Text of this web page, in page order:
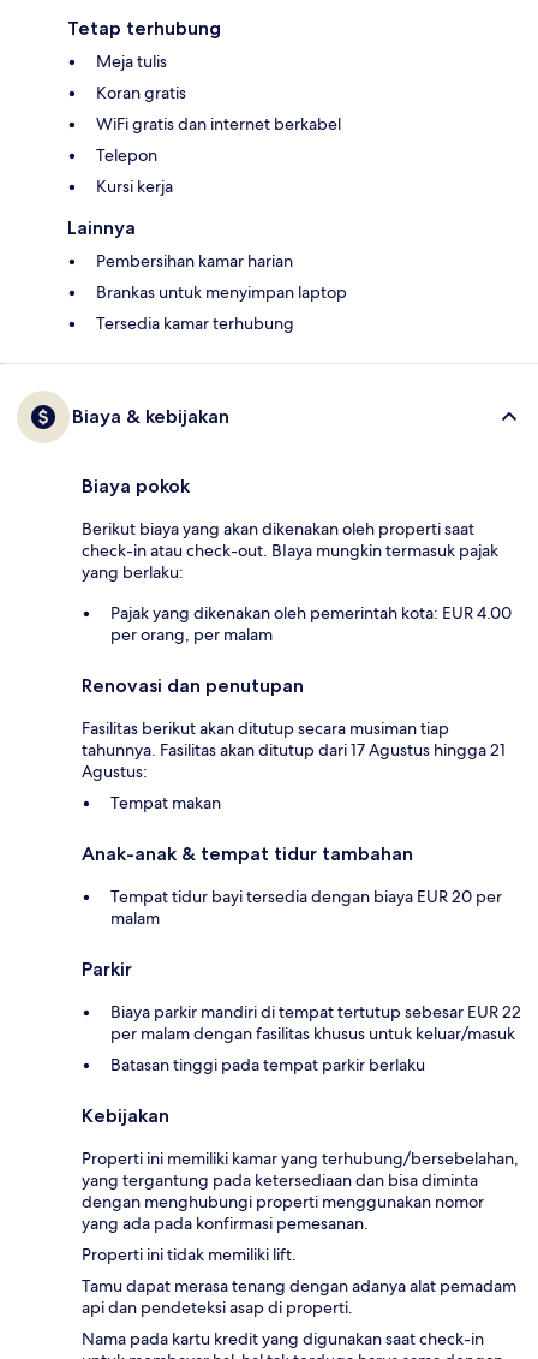
Tetap terhubung
Meja tulis
Koran gratis
WiFi gratis dan internet berkabel
Telepon
Kursi kerja
Lainnya
Pembersihan kamar harian
Brankas untuk menyimpan laptop
Tersedia kamar terhubung
Biaya & kebijakan
Biaya pokok
Berikut biaya yang akan dikenakan oleh properti saat
check-in atau check-out. BIaya mungkin termasuk pajak
yang berlaku:
Pajak yang dikenakan oleh pemerintah kota: EUR 4.00
per orang, per malam
Renovasi dan penutupan
Fasilitas berikut akan ditutup secara musiman tiap
tahunnya. Fasilitas akan ditutup dari 17 Agustus hingga 21
Agustus:
Tempat makan
Anak-anak & tempat tidur tambahan
Tempat tidur bayi tersedia dengan biaya EUR 20 per
malam
Parkir
Biaya parkir mandiri di tempat tertutup sebesar EUR 22
per malam dengan fasilitas khusus untuk keluar/masuk
Batasan tinggi pada tempat parkir berlaku
Kebijakan
Properti ini memiliki kamar yang terhubung/bersebelahan,
yang tergantung pada ketersediaan dan bisa diminta
dengan menghubungi properti menggunakan nomor
yang ada pada konfirmasi pemesanan.
Properti ini tidak memiliki lift.
Tamu dapat merasa tenang dengan adanya alat pemadam
api dan pendeteksi asap di properti.
Nama pada kartu kredit yang digunakan saat check-in